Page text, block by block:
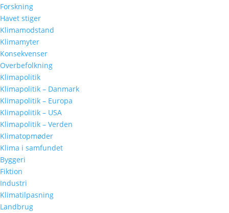
Forskning
Havet stiger
Klimamodstand
Klimamyter
Konsekvenser
Overbefolkning
Klimapolitik
Klimapolitik – Danmark
Klimapolitik – Europa
Klimapolitik – USA
Klimapolitik – Verden
Klimatopmøder
Klima i samfundet
Byggeri
Fiktion
Industri
Klimatilpasning
Landbrug